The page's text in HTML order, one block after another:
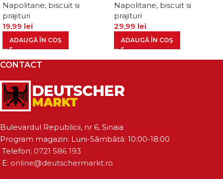
Napolitane, biscuit si
prajituri
19,99 lei
ADAUGĂ ÎN COȘ
Napolitane, biscuit si
prajituri
29,99 lei
ADAUGĂ ÎN COȘ
CONTACT
Bulevardul Republicii, nr 6, Sinaia
Program magazin: Luni-Sâmbătă: 10:00-18:00
Telefon: 0721 586 193
E: online@deutschermarkt.ro